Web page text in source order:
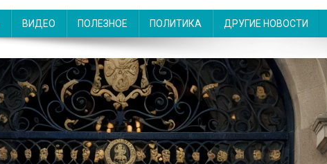
ВИДЕО ПОЛЕЗНОЕ ПОЛИТИКА ДРУГИЕ НОВОСТИ